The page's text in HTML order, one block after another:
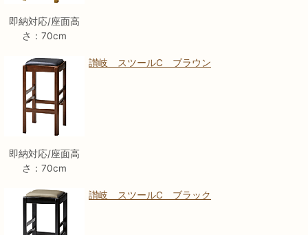
即納対応/座面高
さ：70cm
即納対応/座面高
さ：70cm
讃岐 スツールC ブラウン
讃岐 スツールC ブラック